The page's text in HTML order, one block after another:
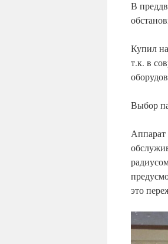
В
Купил
т.к. в
Выбор
Аппарат
это